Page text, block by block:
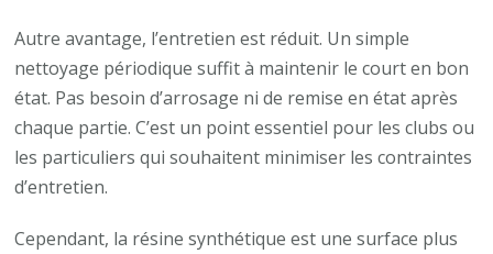
Autre avantage, l’entretien est réduit. Un simple
nettoyage périodique suffit à maintenir le court en bon
état. Pas besoin d’arrosage ni de remise en état après
chaque partie. C’est un point essentiel pour les clubs ou
les particuliers qui souhaitent minimiser les contraintes
d’entretien.
Cependant, la résine synthétique est une surface plus